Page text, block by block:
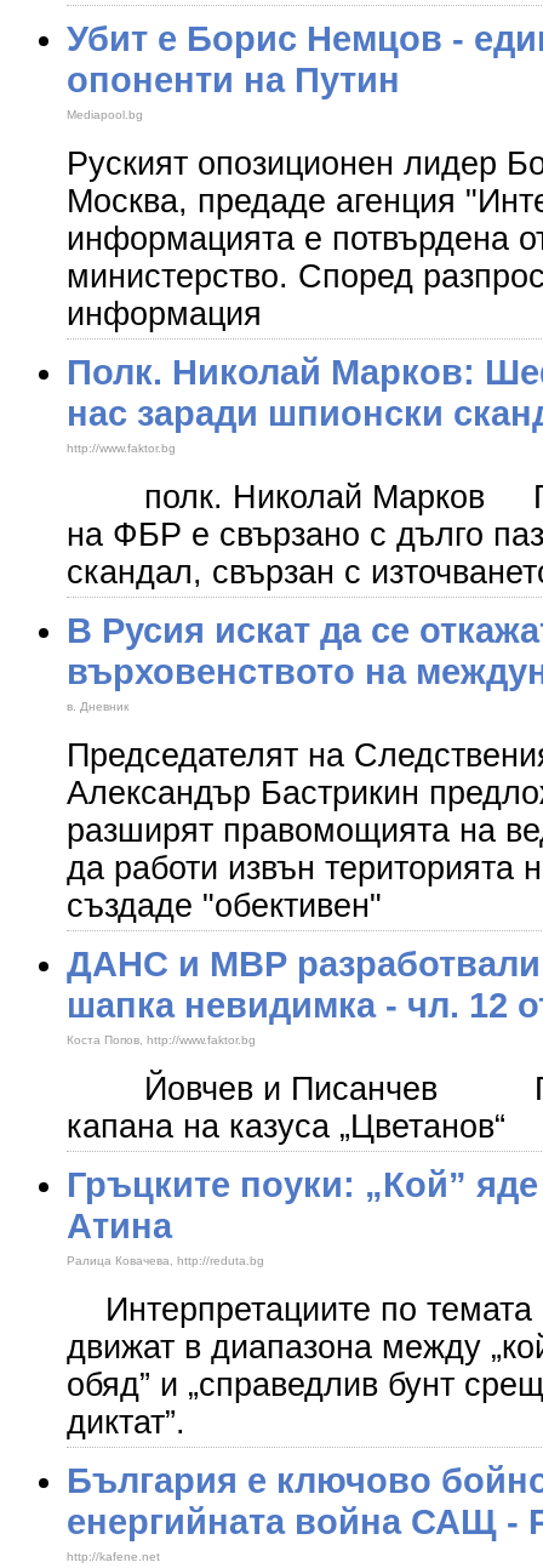
Убит е Борис Немцов -
опоненти на Путин
Mediapool.bg
Руският опозиционен лидер
Москва, предаде агенция
информацията е потвърдена
министерство. Според
информация
Полк. Николай Марков:
нас заради шпионски
http://www.faktor.bg
полк. Николай Марков
на ФБР е свързано с дълго
скандал, свързан с
В Русия искат да се
върховенството на
в. Дневник
Председателят на
Александър Бастрикин
разширят правомощията на
да работи извън територията
създаде "обективен"
ДАНС и МВР разработвали
шапка невидимка - чл. 12
Коста Попов, http://www.faktor.bg
Йовчев и Писанчев
капана на казуса „Цветанов“
Гръцките поуки: „Кой”
Атина
Ралица Ковачева, http://reduta.bg
Интерпретациите по темата
движат в диапазона между
обяд” и „справедлив бунт
диктат”.
България е ключово
енергийната война САЩ -
http://kafene.net